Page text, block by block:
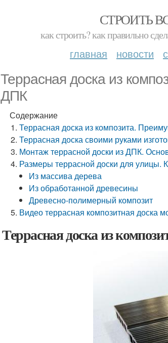
СТРОИТЬ
как строить? как правильно
главная новости
Террасная доска из
ДПК
Содержание
Террасная доска из композита.
Террасная доска своими руками
Монтаж террасной доски из ДПК.
Размеры террасной доски для улицы.
Из массива дерева
Из обработанной древесины
Древесно-полимерный композит
Видео террасная композитная доска
Террасная доска из